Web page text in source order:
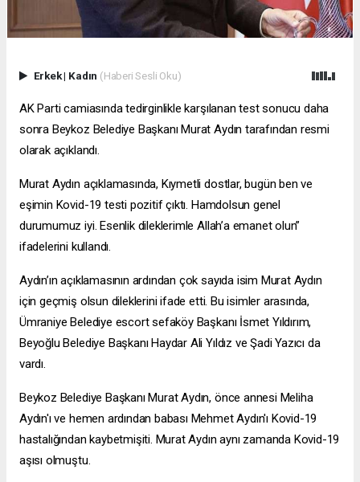
Erkek| Kadın (Haberi Sesli Oku)
AK Parti camiasında tedirginlikle karşılanan test sonucu daha
sonra Beykoz Belediye Başkanı Murat Aydın tarafından resmi
olarak açıklandı.
Murat Aydın açıklamasında, Kıymetli dostlar, bugün ben ve
eşimin Kovid-19 testi pozitif çıktı. Hamdolsun genel
durumumuz iyi. Esenlik dileklerimle Allah’a emanet olun”
ifadelerini kullandı.
Aydın’ın açıklamasının ardından çok sayıda isim Murat Aydın
için geçmiş olsun dileklerini ifade etti. Bu isimler arasında,
Ümraniye Belediye escort sefaköyBaşkanı İsmet Yıldırım,
Beyoğlu Belediye Başkanı Haydar Ali Yıldız ve Şadi Yazıcı da
vardı.
Beykoz Belediye Başkanı Murat Aydın, önce annesi Meliha
Aydın'ı ve hemen ardından babası Mehmet Aydın'ı Kovid-19
hastalığından kaybetmişiti. Murat Aydın aynı zamanda Kovid-19
aşısı olmuştu.